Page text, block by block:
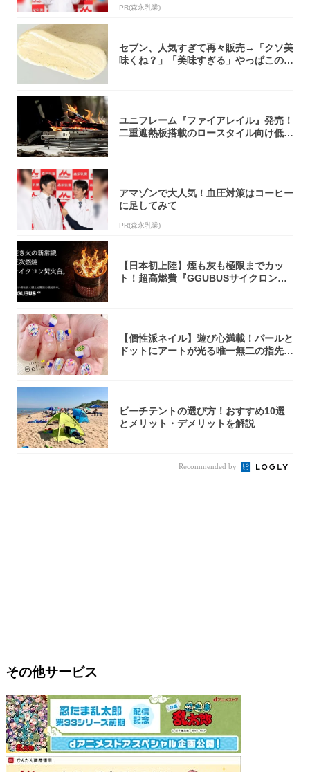
PR(森永乳業)
セブン、人気すぎて再々販売→「クソ美
味くね？」「美味すぎる」やっぱこのク
ユニフレーム『ファイアレイル』発売！
二重遮熱板搭載のロースタイル向け低型
アマゾンで大人気！血圧対策はコーヒー
に足してみて
PR(森永乳業)
【日本初上陸】煙も灰も極限までカッ
ト！超高燃費『GGUBUSサイクロン焚
【個性派ネイル】遊び心満載！パールと
ドットにアートが光る唯一無二の指先が
ビーチテントの選び方！おすすめ10選
とメリット・デメリットを解説
Recommended by
その他サービス